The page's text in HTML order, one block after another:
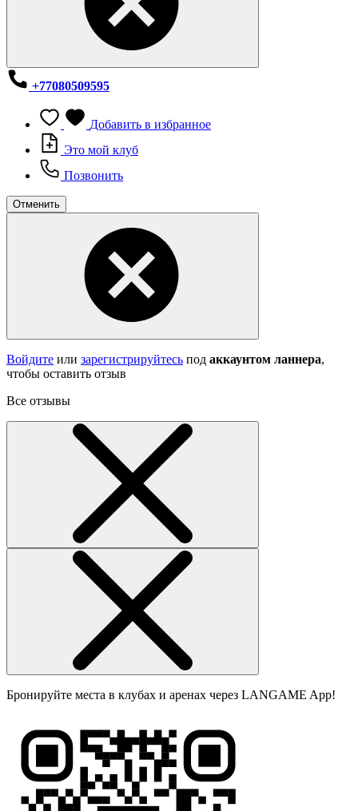
+77080509595
Добавить в избранное
Это мой клуб
Позвонить
Отменить
Войдите или зарегистрируйтесь под аккаунтом ланнера,
чтобы оставить отзыв
Все отзывы
Бронируйте места в клубах и аренах через LANGAME App!